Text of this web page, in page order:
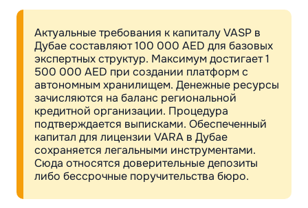
Актуальные требования к капиталу VASP в
Дубае составляют 100 000 AED для базовых
экспертных структур. Максимум достигает 1
500 000 AED при создании платформ с
автономным хранилищем. Денежные ресурсы
зачисляются на баланс региональной
кредитной организации. Процедура
подтверждается выписками. Обеспеченный
капитал для лицензии VARA в Дубае
сохраняется легальными инструментами.
Сюда относятся доверительные депозиты
либо бессрочные поручительства бюро.